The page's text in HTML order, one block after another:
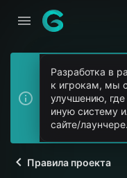
Разработка в
к игрокам, мы
улучшению,
иную систему
сайте/лаунчере.
Правила проекта